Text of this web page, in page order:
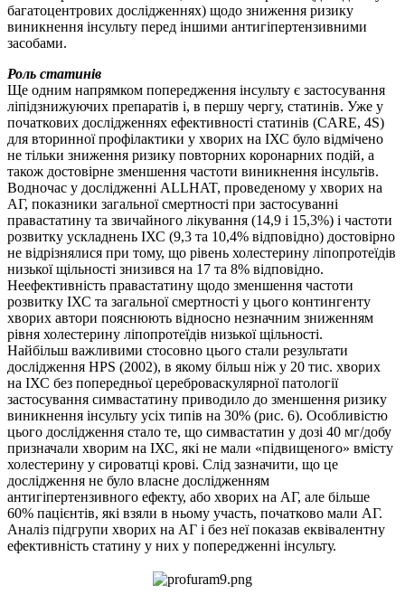
багатоцентрових дослідженнях) щодо зниження ризику
виникнення інсульту перед іншими антигіпертензивними
засобами.
Роль статинів
Ще одним напрямком попередження інсульту є застосування
ліпідзнижуючих препаратів і, в першу чергу, статинів. Уже у
початкових дослідженнях ефективності статинів (CARE, 4S)
для вторинної профілактики у хворих на ІХС було відмічено
не тільки зниження ризику повторних коронарних подій, а
також достовірне зменшення частоти виникнення інсультів.
Водночас у дослідженні ALLHAT, проведеному у хворих на
АГ, показники загальної смертності при застосуванні
правастатину та звичайного лікування (14,9 і 15,3%) і частоти
розвитку ускладнень ІХС (9,3 та 10,4% відповідно) достовірно
не відрізнялися при тому, що рівень холестерину ліпопротеїдів
низької щільності знизився на 17 та 8% відповідно.
Неефективність правастатину щодо зменшення частоти
розвитку ІХС та загальної смертності у цього контингенту
хворих автори пояснюють відносно незначним зниженням
рівня холестерину ліпопротеїдів низької щільності.
Найбільш важливими стосовно цього стали результати
дослідження HPS (2002), в якому більш ніж у 20 тис. хворих
на ІХС без попередньої цереброваскулярної патології
застосування симвастатину приводило до зменшення ризику
виникнення інсульту усіх типів на 30% (рис. 6). Особливістю
цього дослідження стало те, що симвастатин у дозі 40 мг/добу
призначали хворим на ІХС, які не мали «підвищеного» вмісту
холестерину у сироватці крові. Слід зазначити, що це
дослідження не було власне дослідженням
антигіпертензивного ефекту, або хворих на АГ, але більше
60% пацієнтів, які взяли в ньому участь, початково мали АГ.
Аналіз підгрупи хворих на АГ і без неї показав еквівалентну
ефективність статину у них у попередженні інсульту.